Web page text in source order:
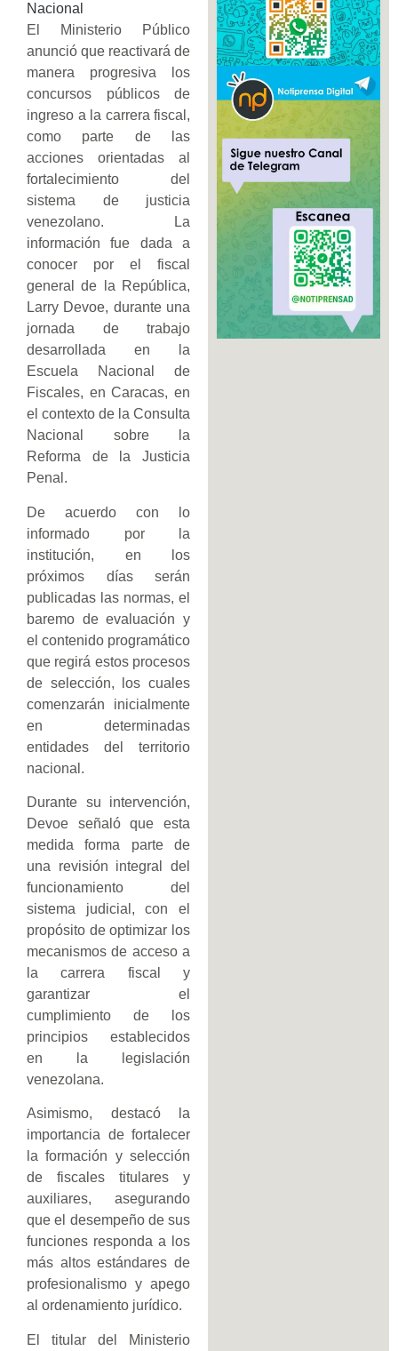
Nacional
El Ministerio Público
anunció que reactivará de
manera progresiva los
concursos públicos de
ingreso a la carrera fiscal,
como parte de las
acciones orientadas al
fortalecimiento del
sistema de justicia
venezolano. La
información fue dada a
conocer por el fiscal
general de la República,
Larry Devoe, durante una
jornada de trabajo
desarrollada en la
Escuela Nacional de
Fiscales, en Caracas, en
el contexto de la Consulta
Nacional sobre la
Reforma de la Justicia
Penal.
De acuerdo con lo
informado por la
institución, en los
próximos días serán
publicadas las normas, el
baremo de evaluación y
el contenido programático
que regirá estos procesos
de selección, los cuales
comenzarán inicialmente
en determinadas
entidades del territorio
nacional.
Durante su intervención,
Devoe señaló que esta
medida forma parte de
una revisión integral del
funcionamiento del
sistema judicial, con el
propósito de optimizar los
mecanismos de acceso a
la carrera fiscal y
garantizar el
cumplimiento de los
principios establecidos
en la legislación
venezolana.
Asimismo, destacó la
importancia de fortalecer
la formación y selección
de fiscales titulares y
auxiliares, asegurando
que el desempeño de sus
funciones responda a los
más altos estándares de
profesionalismo y apego
al ordenamiento jurídico.
El titular del Ministerio